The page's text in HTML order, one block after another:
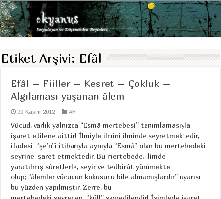
Etiket Arşivi: Efâl
Efâl – Fiiller – Kesret – Çokluk –
Algılaması yaşanan âlem
20 Kasım 2012 AH
Vücud, varlık yalnızca “Esmâ mertebesi” tanımlamasıyla
işaret edilene aittir! İlmiyle ilmini ilminde seyretmektedir,
ifadesi “şe’n”i itibarıyla aynıyla “Esmâ” olan bu mertebedeki
seyrine işaret etmektedir. Bu mertebede, ilimde
yaratılmış sûretlerle, seyir ve tedbirât yürümekte
olup; “âlemler vücudun kokusunu bile almamışlardır” uyarısı
bu yüzden yapılmıştır. Zerre, bu